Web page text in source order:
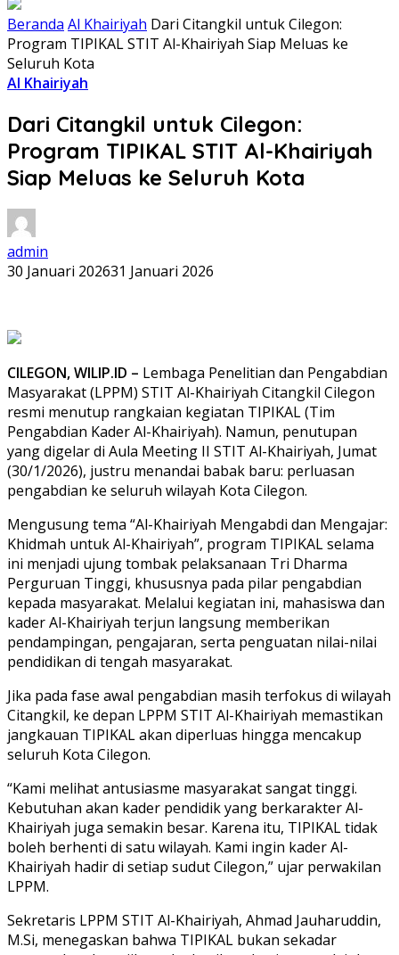
Beranda Al Khairiyah Dari Citangkil untuk Cilegon:
Program TIPIKAL STIT Al-Khairiyah Siap Meluas ke
Seluruh Kota
Al Khairiyah
Dari Citangkil untuk Cilegon:
Program TIPIKAL STIT Al-Khairiyah
Siap Meluas ke Seluruh Kota
admin
30 Januari 202631 Januari 2026
CILEGON, WILIP.ID – Lembaga Penelitian dan Pengabdian
Masyarakat (LPPM) STIT Al-Khairiyah Citangkil Cilegon
resmi menutup rangkaian kegiatan TIPIKAL (Tim
Pengabdian Kader Al-Khairiyah). Namun, penutupan
yang digelar di Aula Meeting II STIT Al-Khairiyah, Jumat
(30/1/2026), justru menandai babak baru: perluasan
pengabdian ke seluruh wilayah Kota Cilegon.
Mengusung tema “Al-Khairiyah Mengabdi dan Mengajar:
Khidmah untuk Al-Khairiyah”, program TIPIKAL selama
ini menjadi ujung tombak pelaksanaan Tri Dharma
Perguruan Tinggi, khususnya pada pilar pengabdian
kepada masyarakat. Melalui kegiatan ini, mahasiswa dan
kader Al-Khairiyah terjun langsung memberikan
pendampingan, pengajaran, serta penguatan nilai-nilai
pendidikan di tengah masyarakat.
Jika pada fase awal pengabdian masih terfokus di wilayah
Citangkil, ke depan LPPM STIT Al-Khairiyah memastikan
jangkauan TIPIKAL akan diperluas hingga mencakup
seluruh Kota Cilegon.
“Kami melihat antusiasme masyarakat sangat tinggi.
Kebutuhan akan kader pendidik yang berkarakter Al-
Khairiyah juga semakin besar. Karena itu, TIPIKAL tidak
boleh berhenti di satu wilayah. Kami ingin kader Al-
Khairiyah hadir di setiap sudut Cilegon,” ujar perwakilan
LPPM.
Sekretaris LPPM STIT Al-Khairiyah, Ahmad Jauharuddin,
M.Si, menegaskan bahwa TIPIKAL bukan sekadar